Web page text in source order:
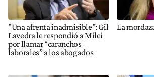
"Una afrenta inadmisible": Gil
Lavedra le respondió a Milei
por llamar “caranchos
laborales” a los abogados
La